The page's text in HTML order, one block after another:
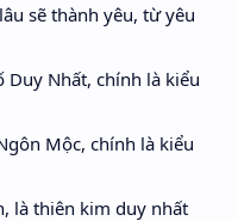
sẽ thành yêu, từ yêu
Duy Nhất, chính là kiểu
Mộc, chính là kiểu
là thiên kim duy nhất